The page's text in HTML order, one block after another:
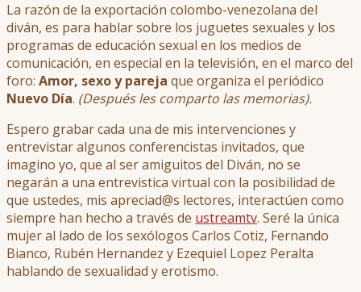
La razón de la exportación colombo-venezolana del
diván, es para hablar sobre los juguetes sexuales y los
programas de educación sexual en los medios de
comunicación, en especial en la televisión, en el marco del
foro: Amor, sexo y pareja que organiza el periódico
Nuevo Día. (Después les comparto las memorias).
Espero grabar cada una de mis intervenciones y
entrevistar algunos conferencistas invitados, que
imagino yo, que al ser amiguitos del Diván, no se
negarán a una entrevistica virtual con la posibilidad de
que ustedes, mis apreciad@s lectores, interactúen como
siempre han hecho a través de ustreamtv. Seré la única
mujer al lado de los sexólogos Carlos Cotiz, Fernando
Bianco, Rubén Hernandez y Ezequiel Lopez Peralta
hablando de sexualidad y erotismo.